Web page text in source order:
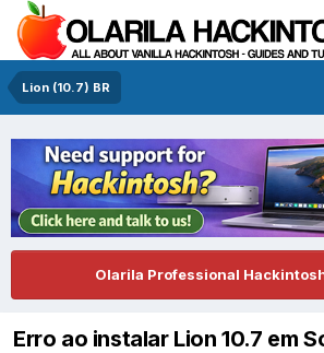
Lion (10.7) BR
Olarila Professional
Erro ao instalar Lion 10.7 em